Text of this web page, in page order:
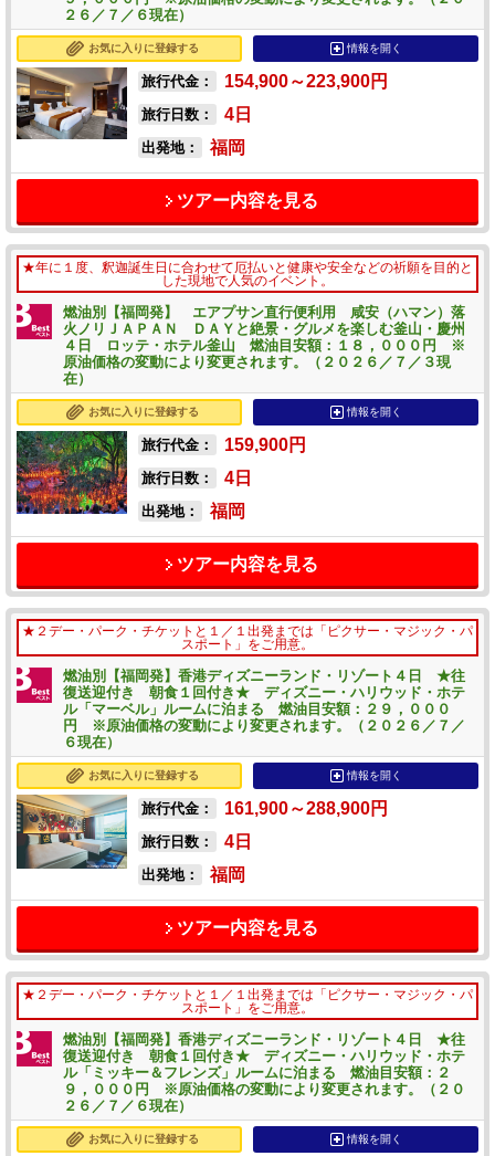
２６／７／６現在）
お気に入りに登録する 情報を開く
旅行代金： 154,900～223,900円
旅行日数： 4 日
出発地： 福岡
ツアー内容を見る
★年に１度、釈迦誕生日に合わせて厄払いと健康や安全などの祈願を目的と
した現地で人気のイベント。
燃油別【福岡発】 エアプサン直行便利用 咸安（ハマン）落
火ノリＪＡＰＡＮ ＤＡＹと絶景・グルメを楽しむ釜山・慶州
４日 ロッテ・ホテル釜山 燃油目安額：１８，０００円 ※
原油価格の変動により変更されます。（２０２６／７／３現
在）
お気に入りに登録する 情報を開く
旅行代金： 159,900円
旅行日数： 4 日
出発地： 福岡
ツアー内容を見る
★２デー・パーク・チケットと１／１出発までは「ピクサー・マジック・パ
スポート」をご用意。
燃油別【福岡発】香港ディズニーランド・リゾート４日 ★往
復送迎付き 朝食１回付き★ ディズニー・ハリウッド・ホテ
ル「マーベル」ルームに泊まる 燃油目安額：２９，０００
円 ※原油価格の変動により変更されます。（２０２６／７／
６現在）
お気に入りに登録する 情報を開く
旅行代金： 161,900～288,900円
旅行日数： 4 日
出発地： 福岡
ツアー内容を見る
★２デー・パーク・チケットと１／１出発までは「ピクサー・マジック・パ
スポート」をご用意。
燃油別【福岡発】香港ディズニーランド・リゾート４日 ★往
復送迎付き 朝食１回付き★ ディズニー・ハリウッド・ホテ
ル「ミッキー＆フレンズ」ルームに泊まる 燃油目安額：２
９，０００円 ※原油価格の変動により変更されます。（２０
２６／７／６現在）
お気に入りに登録する 情報を開く